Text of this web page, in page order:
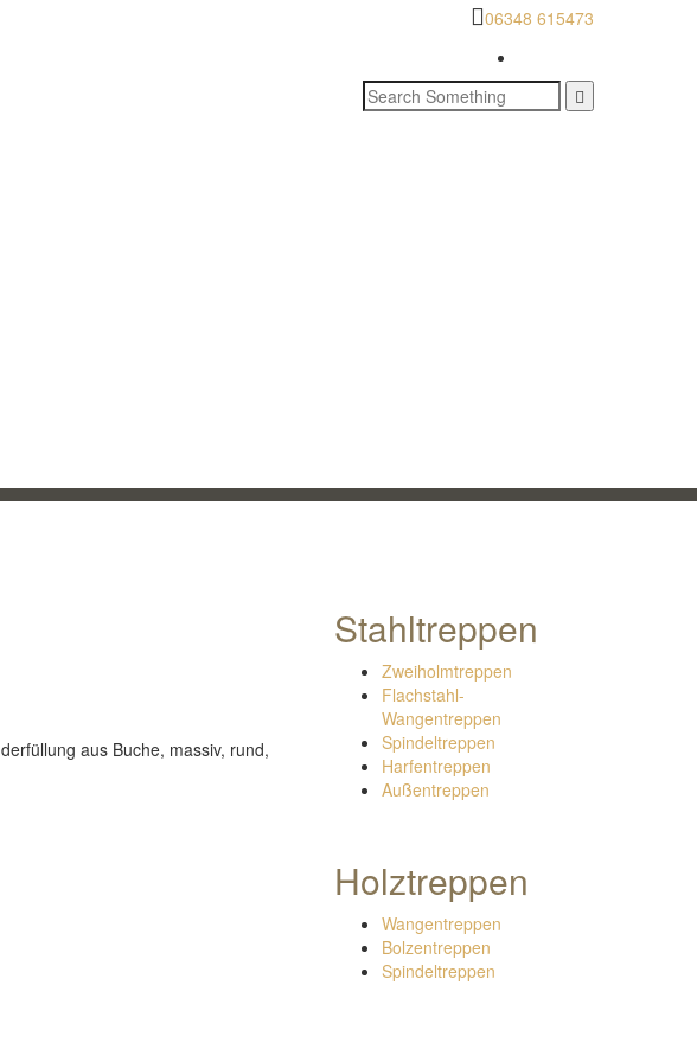
06348 615473
aus Buche, massiv, rund,
Stahltreppen
Zweiholmtreppen
Flachstahl-
Wangentreppen
Spindeltreppen
Harfentreppen
Außentreppen
Holztreppen
Wangentreppen
Bolzentreppen
Spindeltreppen